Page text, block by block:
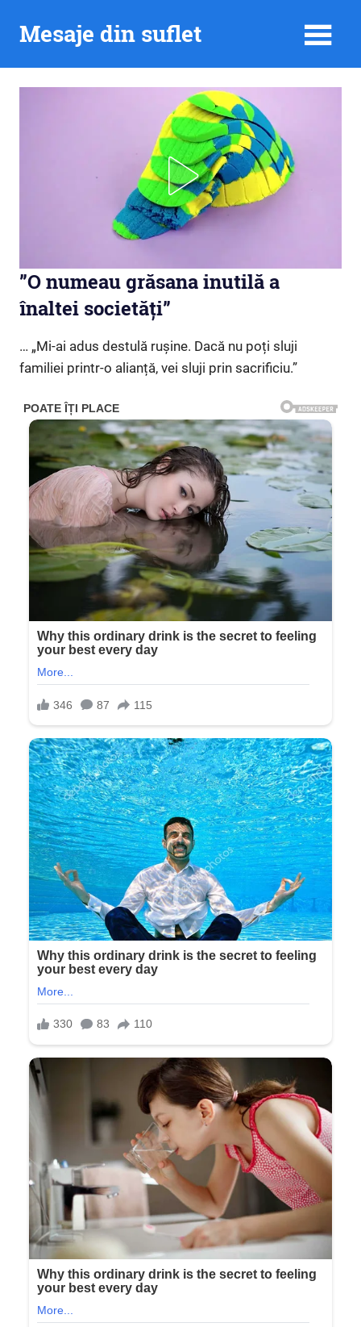
Mesaje din suflet
”O numeau grăsana inutilă a
înaltei societăți”
… „Mi-ai adus destulă rușine. Dacă nu poți sluji
familiei printr-o alianță, vei sluji prin sacrificiu.”